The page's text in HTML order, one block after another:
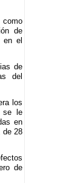
como
de
en el
de
del
los
se le
en
de 28
de